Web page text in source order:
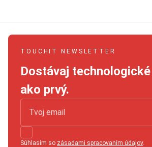
TOUCHIT NEWSLETTER
Dostávaj
ako prvý.
Súhlasím so zásadami spracovaním údajov.